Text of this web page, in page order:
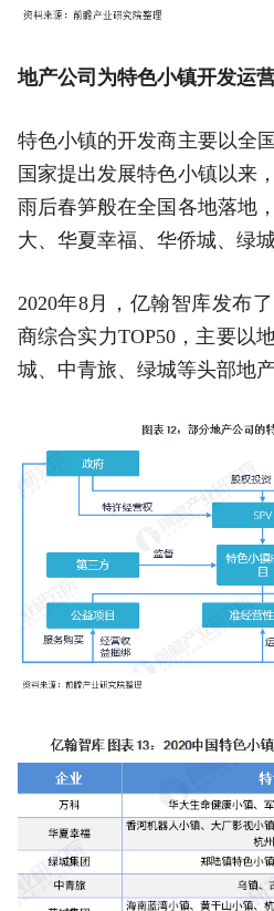
地产公司为特色小镇开发运
特色小镇的开发商主要以全
国家提出发展特色小镇以来
雨后春笋般在全国各地落地
大、华夏幸福、华侨城、绿
2020年8月，亿翰智库发布
商综合实力TOP50，主要以
城、中青旅、绿城等头部地产